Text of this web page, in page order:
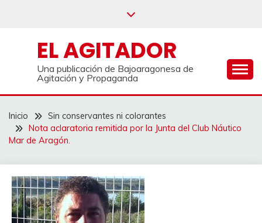
EL AGITADOR
Una publicación de Bajoaragonesa de
Agitación y Propaganda
Inicio
Sin conservantes ni colorantes
Nota aclaratoria remitida por la Junta del Club Náutico
Mar de Aragón.